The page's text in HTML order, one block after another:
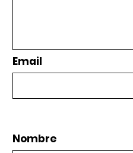
Email
Nombre